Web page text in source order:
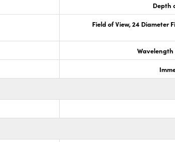
Depth
Field of View, 24 Diameter